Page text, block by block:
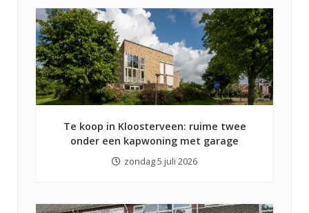
Te koop in Kloosterveen: ruime twee
onder een kapwoning met garage
zondag 5 juli 2026